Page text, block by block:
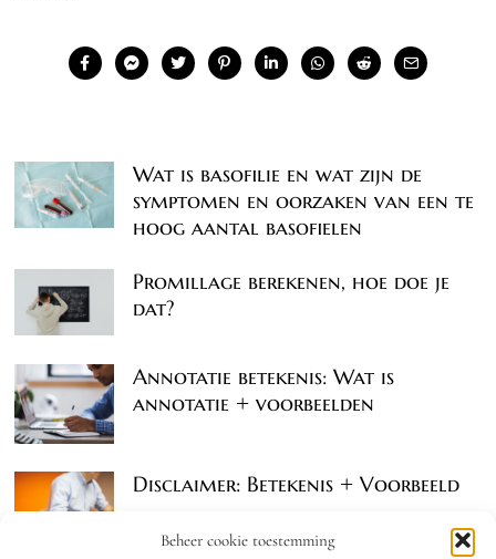
Beheer cookie toestemming
Wat is basofilie en wat zijn de
symptomen en oorzaken van een te
hoog aantal basofielen
Promillage berekenen, hoe doe je
dat?
Annotatie betekenis: Wat is
annotatie + voorbeelden
Disclaimer: Betekenis + Voorbeeld